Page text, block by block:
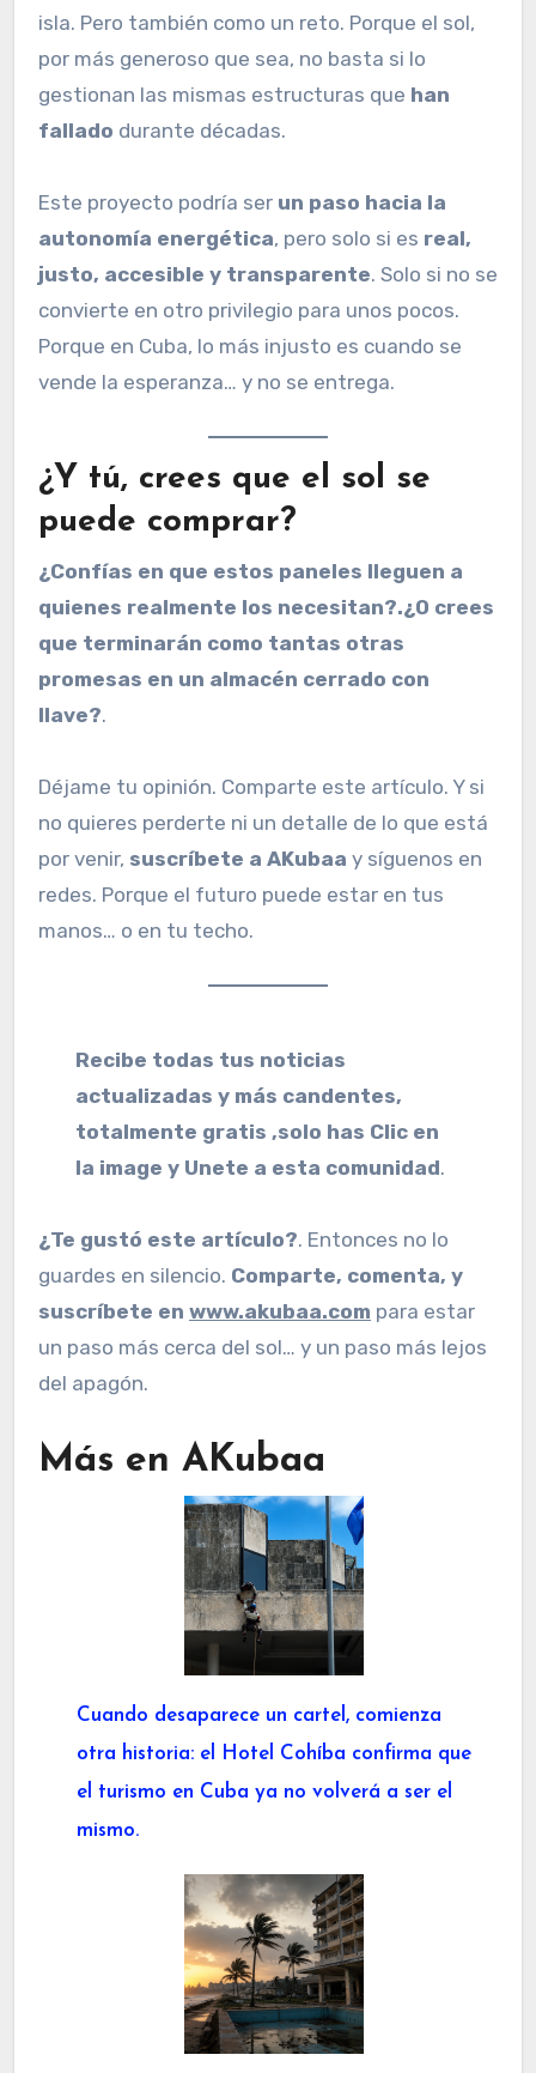
isla. Pero también como un reto. Porque el sol,
por más generoso que sea, no basta si lo
gestionan las mismas estructuras que han
fallado durante décadas.
Este proyecto podría ser un paso hacia la
autonomía energética, pero solo si es real,
justo, accesible y transparente. Solo si no se
convierte en otro privilegio para unos pocos.
Porque en Cuba, lo más injusto es cuando se
vende la esperanza… y no se entrega.
¿Y tú, crees que el sol se
puede comprar?
¿Confías en que estos paneles lleguen a
quienes realmente los necesitan?.¿O crees
que terminarán como tantas otras
promesas en un almacén cerrado con
llave?.
Déjame tu opinión. Comparte este artículo. Y si
no quieres perderte ni un detalle de lo que está
por venir, suscríbete a AKubaa y síguenos en
redes. Porque el futuro puede estar en tus
manos… o en tu techo.
Recibe todas tus noticias
actualizadas y más candentes,
totalmente gratis ,solo has Clic en
la image y Unete a esta comunidad.
¿Te gustó este artículo?. Entonces no lo
guardes en silencio. Comparte, comenta, y
suscríbete en www.akubaa.com para estar
un paso más cerca del sol… y un paso más lejos
del apagón.
Más en AKubaa
Cuando desaparece un cartel, comienza
otra historia: el Hotel Cohíba confirma que
el turismo en Cuba ya no volverá a ser el
mismo.